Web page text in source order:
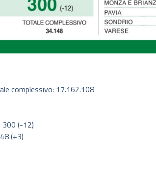
complessivo: 17.162.108
300 (-12)
(+3)